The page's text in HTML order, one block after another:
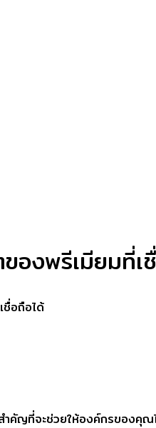
องพรีเมียมที่เ
ชื่อถือได้
คัญที่จะช่วยให้องค์กรของคุ